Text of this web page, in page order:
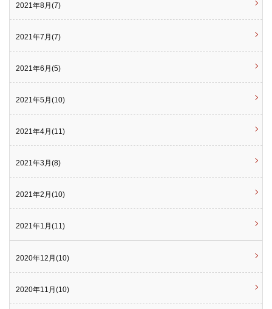
2021年8月(7)
2021年7月(7)
2021年6月(5)
2021年5月(10)
2021年4月(11)
2021年3月(8)
2021年2月(10)
2021年1月(11)
2020年12月(10)
2020年11月(10)